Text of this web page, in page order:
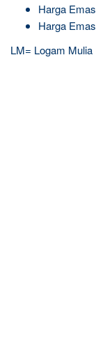
Harga
Harga
LM= Logam Mulia